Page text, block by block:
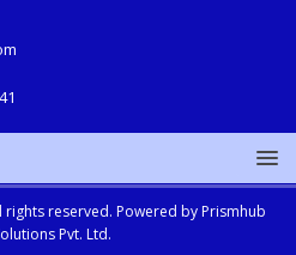
rights reserved. Powered by Prismhub
Pvt. Ltd.